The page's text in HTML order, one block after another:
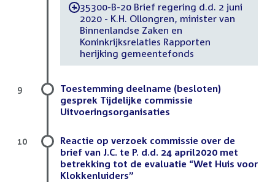
-35300-B-20 Brief regering d.d. 2 juni
2020 - K.H. Ollongren, minister van
Binnenlandse Zaken en
Koninkrijksrelaties Rapporten
herijking gemeentefonds
Toestemming deelname (besloten)
gesprek Tijdelijke commissie
Uitvoeringsorganisaties
9
Reactie op verzoek commissie over de
brief van J.C. te P. d.d. 24 april2020 met
betrekking tot de evaluatie “Wet Huis voor
Klokkenluiders”
10